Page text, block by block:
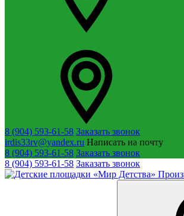
8 (904) 593-61-58 Заказать звонок
irdis33rv@yandex.ru Написать на почту
8 (904) 593-61-58 Заказать звонок
8 (904) 593-61-58 Заказать звонок